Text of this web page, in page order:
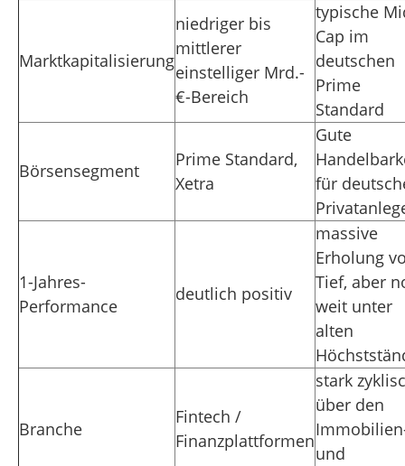
Marktkapitalisierung
niedriger bis
mittlerer
einstelliger Mrd.-
€-Bereich
typische
Cap im
deutschen
Prime
Standard
Börsensegment
Prime Standard,
Xetra
Gute
für
1-Jahres-
Performance
deutlich positiv
massive
Erholung
Tief, aber
weit unter
alten
Branche
Fintech /
Finanzplattformen
stark
über den
und